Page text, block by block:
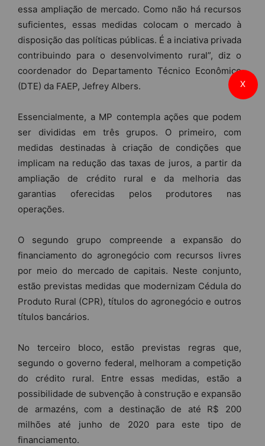
essa ampliação de mercado. Como não há recursos
suficientes, essas medidas colocam o mercado à
disposição das políticas públicas. É a inciativa privada
contribuindo para o desenvolvimento rural”, diz o
coordenador do Departamento Técnico Econômico
(DTE) da FAEP, Jefrey Albers.
Essencialmente, a MP contempla ações que podem
ser divididas em três grupos. O primeiro, com
medidas destinadas à criação de condições que
implicam na redução das taxas de juros, a partir da
ampliação de crédito rural e da melhoria das
garantias oferecidas pelos produtores nas
operações.
O segundo grupo compreende a expansão do
financiamento do agronegócio com recursos livres
por meio do mercado de capitais. Neste conjunto,
estão previstas medidas que modernizam Cédula do
Produto Rural (CPR), títulos do agronegócio e outros
títulos bancários.
No terceiro bloco, estão previstas regras que,
segundo o governo federal, melhoram a competição
do crédito rural. Entre essas medidas, estão a
possibilidade de subvenção à construção e expansão
de armazéns, com a destinação de até R$ 200
milhões até junho de 2020 para este tipo de
financiamento.
X